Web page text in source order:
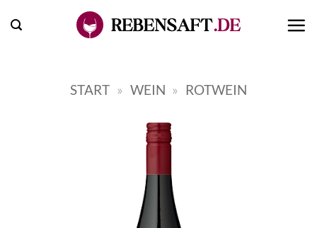
Inhalt
START » WEIN » ROTWEIN